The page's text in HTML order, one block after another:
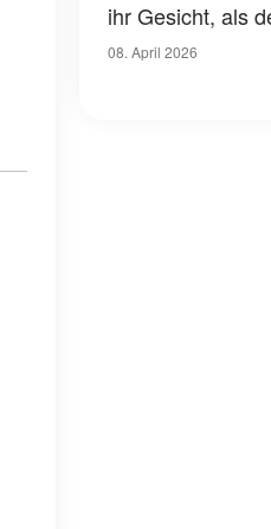
ihr Gesicht, als
letzten Nachtrag
08. April 2026